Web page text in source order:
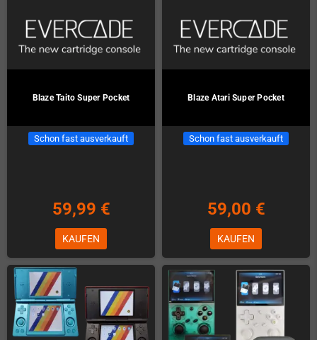
Blaze Taito Super Pocket
Schon fast ausverkauft
59,99 €
KAUFEN
Blaze Atari Super Pocket
Schon fast ausverkauft
59,00 €
KAUFEN